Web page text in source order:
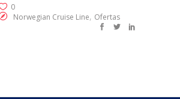
0
Norwegian Cruise Line, Ofertas